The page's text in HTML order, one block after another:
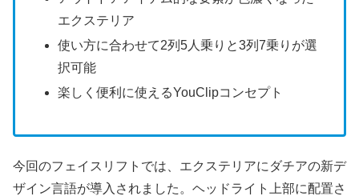
エクステリア
使い方に合わせて2列5人乗りと3列7乗りが選
択可能
楽しく便利に使えるYouClipコンセプト
今回のフェイスリフトでは、エクステリアにダチアの新デ
ザイン言語が導入されました。ヘッドライト上部に配置さ